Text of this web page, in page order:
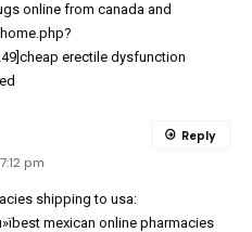
online from canada and
erectile dysfunction
pm
shipping to usa:
mexican online pharmacies
Reply